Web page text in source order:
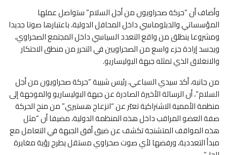
وأضاف أن “حركة صحراويون من أجل السلام” ستواصل عملها
المؤسساتي والدبلوماسي داخل المحافل الدولية، باعتبارها صوتا جديدا
ومشروعا ينطلق من واقع التعدد السياسي داخل المجتمع الصحراوي،
ويجسد إرادة جزء واسع من الصحراويين في التحرر من منطق الاحتكار
والانغلاق الذي تمثله جبهة البوليساريو.
من جانبه، أكد سيدي السباعي، رئيس شبيبة “حركة صحراويون من أجل
السلام”، أن الرسالة الأخيرة الصادرة عن جبهة البوليساريو والموجهة إلى
منظمة الأممية الاشتراكية تعبّر عن “انزعاج هستيري” من منح الحركة
صفة العضو المراقب داخل هذه المنظمة الدولية، مضيفا أن “مثل
هذه المواقف المتشنجة تكشف عن ضيق أفق الجبهة في التعامل مع
مبدأ التعددية، ورفضها لأي صوت صحراوي مستقل يطرح رؤية مغايرة